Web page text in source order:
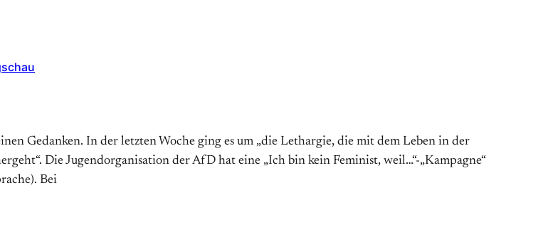
Gedanken. In der letzten Woche ging es um „die Lethargie, die mit dem Leben in der
Die Jugendorganisation der AfD hat eine „Ich bin kein Feminist, weil…“-„Kampagne“
Bei